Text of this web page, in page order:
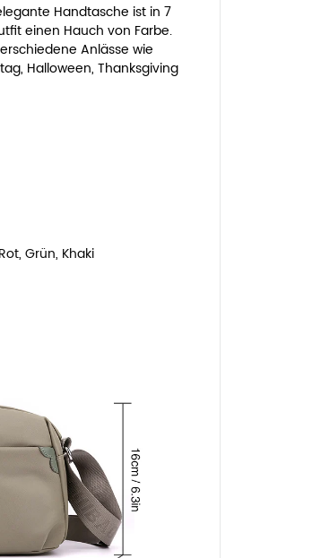
Handtasche ist in 7
einen Hauch von Farbe.
Anlässe wie
Halloween, Thanksgiving
Grün, Khaki